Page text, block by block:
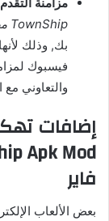
TownShip مهكرة
بك, وذلك
فيسبوك
والتعاوني مع
إضافات
فاير
بعض الألعاب